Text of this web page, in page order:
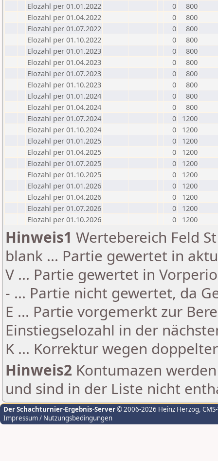
Elozahl per 01.01.2022
0
800
Elozahl per 01.04.2022
0
800
Elozahl per 01.07.2022
0
800
Elozahl per 01.10.2022
0
800
Elozahl per 01.01.2023
0
800
Elozahl per 01.04.2023
0
800
Elozahl per 01.07.2023
0
800
Elozahl per 01.10.2023
0
800
Elozahl per 01.01.2024
0
800
Elozahl per 01.04.2024
0
800
Elozahl per 01.07.2024
0
1200
Elozahl per 01.10.2024
0
1200
Elozahl per 01.01.2025
0
1200
Elozahl per 01.04.2025
0
1200
Elozahl per 01.07.2025
0
1200
Elozahl per 01.10.2025
0
1200
Elozahl per 01.01.2026
0
1200
Elozahl per 01.04.2026
0
1200
Elozahl per 01.07.2026
0
1200
Elozahl per 01.10.2026
0 1200
Hinweis1 Wertebereich Feld
blank ... Partie gewertet in
V ... Partie gewertet in
- ... Partie nicht gewertet, da
E ... Partie vorgemerkt zur
Einstiegselozahl in der
K ... Korrektur wegen
Hinweis2 Kontumazen
und sind in der Liste nicht
Der Schachturnier-Ergebnis-Server© 2006-2026 Heinz Herzog,
Impressum / Nutzungsbedingungen